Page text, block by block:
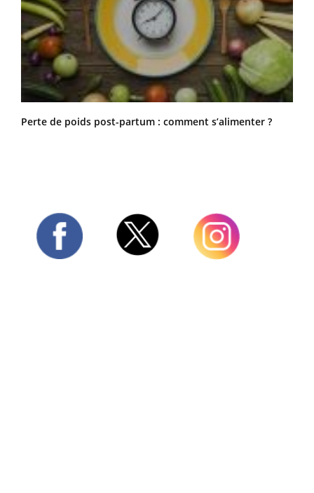
Perte de poids post-partum : comment s’alimenter ?